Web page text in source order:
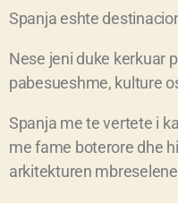
Spanja eshte
Nese jeni duke kerkuar
pabesueshme, kulture
Spanja me te vertete i
me fame boterore dhe
arkitekturen